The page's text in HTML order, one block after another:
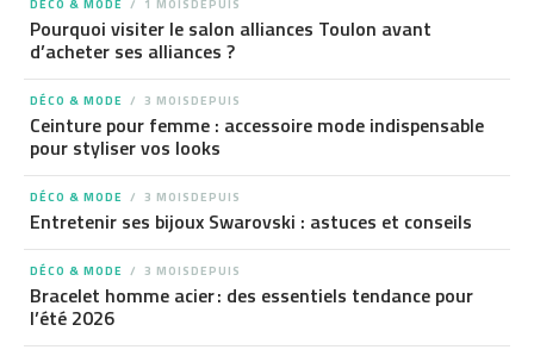
DÉCO & MODE 1 MOISDEPUIS
Pourquoi visiter le salon alliances Toulon avant
d’acheter ses alliances ?
DÉCO & MODE 3 MOISDEPUIS
Ceinture pour femme : accessoire mode indispensable
pour styliser vos looks
DÉCO & MODE 3 MOISDEPUIS
Entretenir ses bijoux Swarovski : astuces et conseils
DÉCO & MODE 3 MOISDEPUIS
Bracelet homme acier : des essentiels tendance pour
l’été 2026